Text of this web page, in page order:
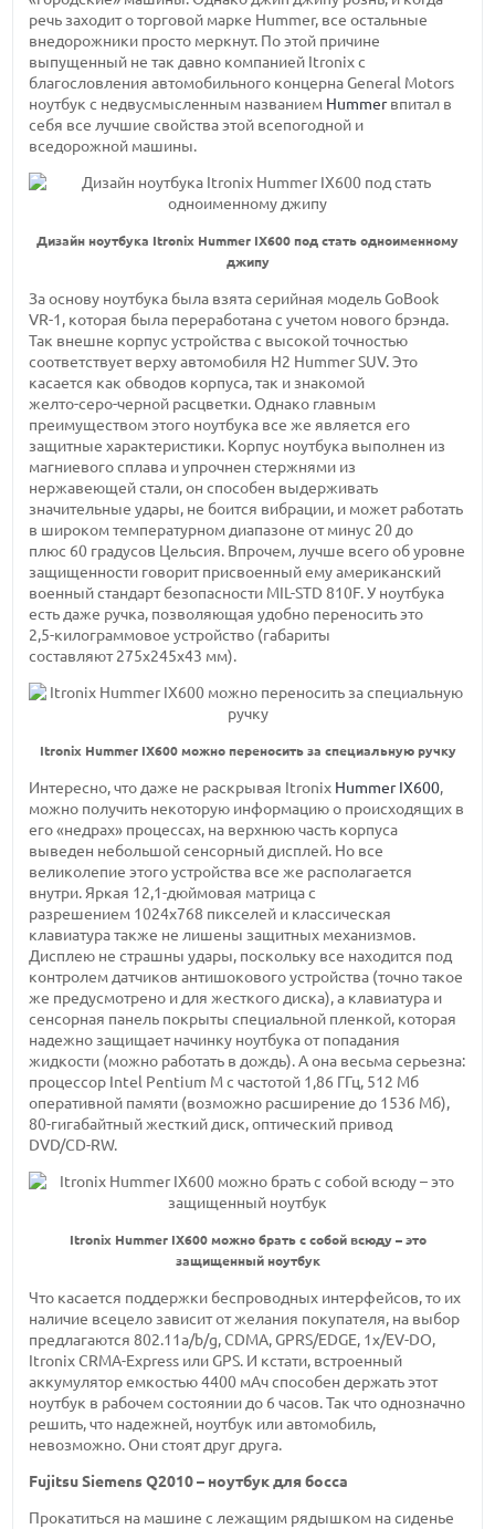
речь заходит о торговой марке Hummer, все остальные
внедорожники просто меркнут. По этой причине
выпущенный не так давно компанией Itronix с
благословления автомобильного концерна General Motors
ноутбук с недвусмысленным названием Hummerвпитал в
себя все лучшие свойства этой всепогодной и
вседорожной машины.
Дизайн ноутбука Itronix Hummer IX600 под стать одноименному
джипу
За основу ноутбука была взята серийная модель GoBook
VR-1, которая была переработана с учетом нового брэнда.
Так внешне корпус устройства с высокой точностью
соответствует верхуавтомобиля H2 HummerSUV. Это
касается как обводов корпуса, так и знакомой
желто-серо-черной расцветки. Однако главным
преимуществом этого ноутбука все же является его
защитные характеристики. Корпус ноутбука выполнен из
магниевого сплава и упрочнен стержнями из
нержавеющей стали, он способен выдерживать
значительные удары, не боится вибрации, и может работать
в широком температурном диапазоне отминус 20 до
плюс 60 градусов Цельсия. Впрочем, лучше всего об уровне
защищенности говорит присвоенный ему американский
военный стандарт безопасности MIL-STD 810F. У ноутбука
есть даже ручка, позволяющая удобно переносить это
2,5-килограммовое устройство (габариты
составляют 275х245х43 мм).
Itronix Hummer IX600 можно переносить за специальную ручку
Интересно, что даже не раскрывая Itronix Hummer IX600,
можно получить некоторую информацию о происходящих в
его «недрах» процессах, на верхнюю часть корпуса
выведен небольшой сенсорный дисплей. Но все
великолепие этого устройства все же располагается
внутри. Яркая 12,1-дюймовая матрица с
разрешением 1024х768 пикселей и классическая
клавиатура также не лишены защитных механизмов.
Дисплею не страшны удары, поскольку все находится под
контролем датчиков антишокового устройства (точно такое
же предусмотрено и для жесткого диска), а клавиатура и
сенсорная панель покрыты специальной пленкой, которая
надежно защищает начинку ноутбука от попадания
жидкости (можно работать в дождь). А она весьма серьезна:
процессор Intel Pentium M счастотой 1,86 ГГц, 512 Мб
оперативной памяти (возможно расширение до 1536 Мб),
80-гигабайтный жесткий диск, оптический привод
DVD/CD-RW.
Itronix Hummer IX600 можно брать с собой всюду – это
защищенный ноутбук
Что касается поддержки беспроводных интерфейсов, то их
наличие всецело зависит от желания покупателя, на выбор
предлагаются 802.11a/b/g,CDMA, GPRS/EDGE, 1x/EV-DO,
ItronixCRMA-Express или GPS. И кстати, встроенный
аккумуляторемкостью 4400 мАчспособен держать этот
ноутбук в рабочем состоянии до 6 часов.Так что однозначно
решить, что надежней, ноутбук или автомобиль,
невозможно. Они стоят друг друга.
FujitsuSiemens Q2010 – ноутбук для босса
Прокатиться на машине с лежащим рядышком на сиденье